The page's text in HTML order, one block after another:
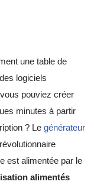
une table de
logiciels
pouviez créer
minutes à partir
? Le générateur
est alimentée par le
alimentés